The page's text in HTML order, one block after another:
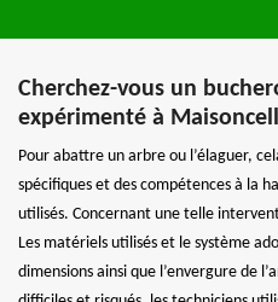
Cherchez-vous un
expérimenté à
Pour abattre un arbre ou l’élaguer,
spécifiques et des compétences à la
utilisés. Concernant une telle
Les matériels utilisés et le système
dimensions ainsi que l’envergure de